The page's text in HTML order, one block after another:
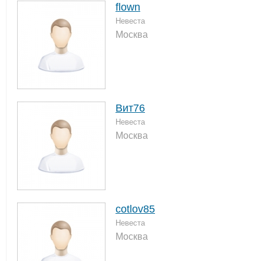
flown
Невеста
Москва
Вит76
Невеста
Москва
cotlov85
Невеста
Москва